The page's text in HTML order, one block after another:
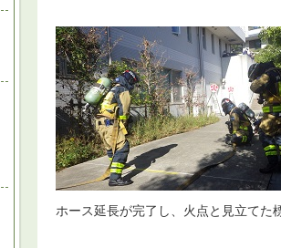
ホース延長が完了し、火点と見立てた